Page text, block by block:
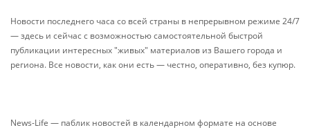
Новости последнего часа со всей страны в непрерывном режиме 24/7
— здесь и сейчас с возможностью самостоятельной быстрой
публикации интересных "живых" материалов из Вашего города и
региона. Все новости, как они есть — честно, оперативно, без купюр.
News-Life — паблик новостей в календарном формате на основе